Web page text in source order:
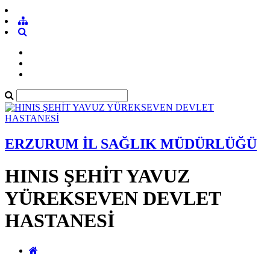
ERZURUM İL SAĞLIK MÜDÜRLÜĞÜ
HINIS ŞEHİT YAVUZ
YÜREKSEVEN DEVLET
HASTANESİ